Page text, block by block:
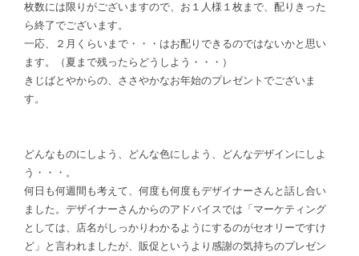
枚数には限りがございますので、お１人様１枚まで、配りきった
ら終了でございます。
一応、２月くらいまで・・・はお配りできるのではないかと思い
ます。（夏まで残ったらどうしよう・・・）
きじばとやからの、ささやかなお年始のプレゼントでございま
す。
どんなものにしよう、どんな色にしよう、どんなデザインにしよ
う・・・。
何日も何週間も考えて、何度も何度もデザイナーさんと話し合い
ました。デザイナーさんからのアドバイスでは「マーケティング
としては、店名がしっかりわかるようにするのがセオリーですけ
ど」と言われましたが、販促というより感謝の気持ちのプレゼン